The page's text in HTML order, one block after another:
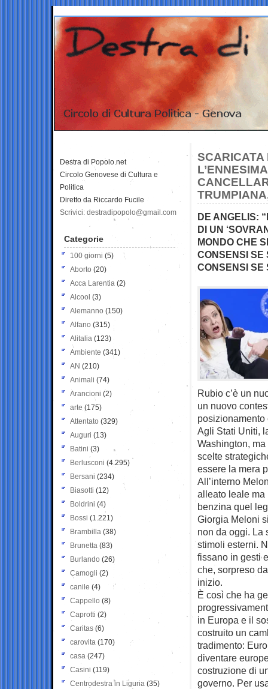
SCARICATA
DE ANGELIS:
DI UN
MONDO CHE
CONSENSI SE
CONSENSI SE
Rubio c’è un
un nuovo
posizionamento
Agli Stati Uniti,
Washington,
scelte
essere la mera
All’interno
alleato leale ma
benzina quel
Giorgia Meloni
non da oggi. La
stimoli esterni.
fissano in gesti
che, sorpreso
inizio.
È così che ha
in Europa e il
costruito un
tradimento:
diventare
costruzione di
governo. Per
Destra di Popolo.net
Circolo Genovese di Cultura e
Politica
Diretto da Riccardo Fucile
Scrivici: destradipopolo@gmail.com
Categorie
100 giorni (5)
Aborto (20)
Acca Larentia (2)
Alcool (3)
Alemanno (150)
Alfano (315)
Alitalia (123)
Ambiente (341)
AN (210)
Animali (74)
Arancioni (2)
arte (175)
Attentato (329)
Auguri (13)
Batini (3)
Berlusconi (4.295)
Bersani (234)
Biasotti (12)
Boldrini (4)
Bossi (1.221)
Brambilla (38)
Brunetta (83)
Burlando (26)
Camogli (2)
canile (4)
Cappello (8)
Caprotti (2)
Caritas (6)
carovita (170)
casa (247)
Casini (119)
Centrodestra in Liguria (35)